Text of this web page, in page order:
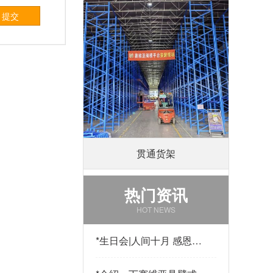
提交
贯通货架
热门资讯
HOT NEWS
*生日会|人间十月 感恩有